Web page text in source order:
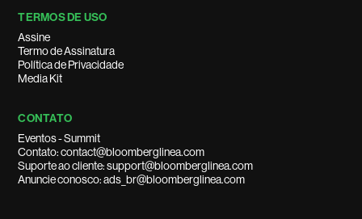
TERMOS DE USO
Assine
Termo de Assinatura
Política de Privacidade
Media Kit
CONTATO
Eventos - Summit
Contato: contact@bloomberglinea.com
Suporte ao cliente: support@bloomberglinea.com
Anuncie conosco: ads_br@bloomberglinea.com